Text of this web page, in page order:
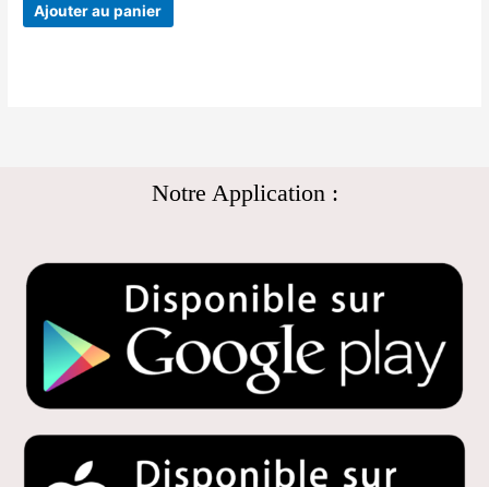
Ajouter au panier
Notre Application :